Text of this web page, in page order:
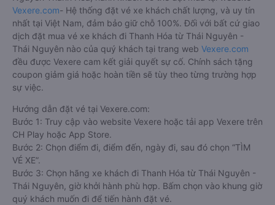
Vexere.com- Hệ thống đặt vé xe khách chất lượng, và uy tín
nhất tại Việt Nam, đảm bảo giữ chỗ 100%. Đối với bất cứ giao
dịch đặt mua vé xe khách đi Thanh Hóa từ Thái Nguyên -
Thái Nguyên nào của quý khách tại trang web Vexere.com
đều được Vexere cam kết giải quyết sự cố. Chính sách tặng
coupon giảm giá hoặc hoàn tiền sẽ tùy theo từng trường hợp
sự việc.
Hướng dẫn đặt vé tại Vexere.com:
Bước 1: Truy cập vào website Vexere hoặc tải app Vexere trên
CH Play hoặc App Store.
Bước 2: Chọn điểm đi, điểm đến, ngày đi, sau đó chọn “TÌM
VÉ XE”.
Bước 3: Chọn hãng xe khách đi Thanh Hóa từ Thái Nguyên -
Thái Nguyên, giờ khởi hành phù hợp. Bấm chọn vào khung giờ
quý khách muốn đi để tiến hành đặt vé.